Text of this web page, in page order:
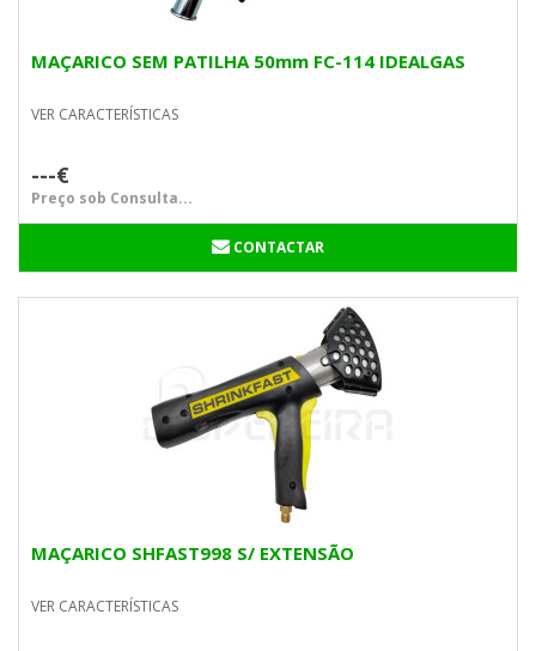
MAÇARICO SEM PATILHA 50mm FC-114 IDEALGAS
VER CARACTERÍSTICAS
---€
Preço sob Consulta...
CONTACTAR
MAÇARICO SHFAST998 S/ EXTENSÃO
VER CARACTERÍSTICAS